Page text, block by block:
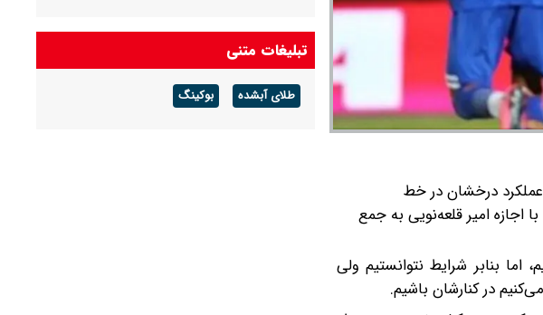
جهانی 2022 را دارد و پس از عملکرد درخشان در خط
اجازه امیر قلعه‌نویی به جمع
بنابر شرایط نتوانستیم ولی
تبلیغات متنی
طلای آبشده بوکینگ